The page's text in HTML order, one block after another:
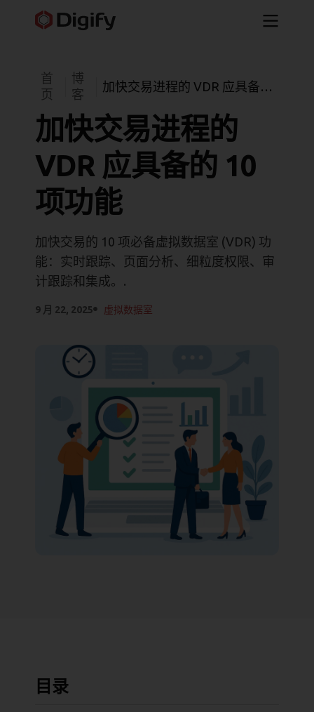
首
页
博
客
加快交易进程的 VDR 应具备的
加快交易进程的
VDR 应具备的 10
项功能
加快交易的 10 项必备虚拟数据室 (VDR) 功
能：实时跟踪、页面分析、细粒度权限、审
计跟踪和集成。.
9 月 22, 2025 虚拟数据室
目录